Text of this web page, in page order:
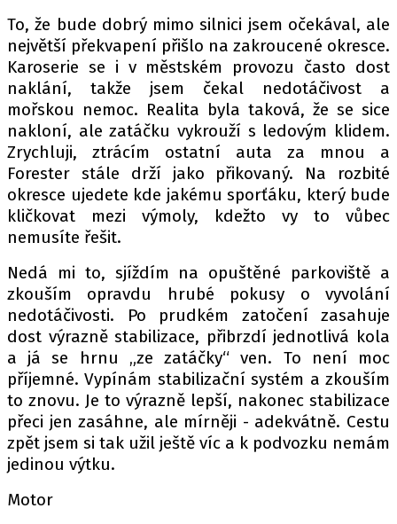
To, že bude dobrý mimo silnici jsem očekával, ale
největší překvapení přišlo na zakroucené okresce.
Karoserie se i v městském provozu často dost
naklání, takže jsem čekal nedotáčivost a
mořskou nemoc. Realita byla taková, že se sice
nakloní, ale zatáčku vykrouží s ledovým klidem.
Zrychluji, ztrácím ostatní auta za mnou a
Forester stále drží jako přikovaný. Na rozbité
okresce ujedete kde jakému sporťáku, který bude
kličkovat mezi výmoly, kdežto vy to vůbec
nemusíte řešit.
Nedá mi to, sjíždím na opuštěné parkoviště a
zkouším opravdu hrubé pokusy o vyvolání
nedotáčivosti. Po prudkém zatočení zasahuje
dost výrazně stabilizace, přibrzdí jednotlivá kola
a já se hrnu „ze zatáčky“ ven. To není moc
příjemné. Vypínám stabilizační systém a zkouším
to znovu. Je to výrazně lepší, nakonec stabilizace
přeci jen zasáhne, ale mírněji - adekvátně. Cestu
zpět jsem si tak užil ještě víc a k podvozku nemám
jedinou výtku.
Motor